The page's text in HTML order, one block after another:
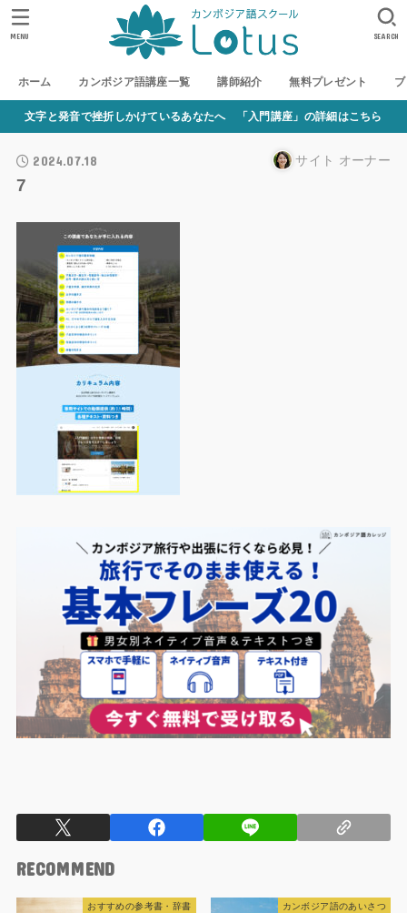
ホーム カンボジア語講座一覧 講師紹介 無料プレゼント
SEARCH
MENU
文字と発音で挫折しかけているあなたへ 「入門講座」の詳細はこちら
2024.07.18 サイト オーナー
7
RECOMMEND
おすすめの参考書・辞書 カンボジア語のあいさつ